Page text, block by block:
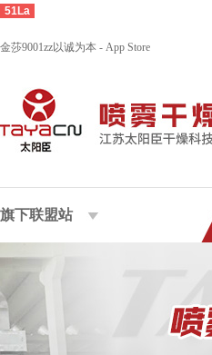
51La
金莎9001zz以诚为本 - App Store
旗下联盟站